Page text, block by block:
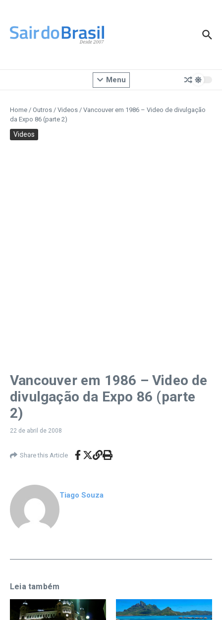
Menu
Home / Outros / Videos / Vancouver em 1986 – Video de divulgação
da Expo 86 (parte 2)
Videos
Vancouver em 1986 – Video de
divulgação da Expo 86 (parte
2)
22 de abril de 2008
Share this Article
Tiago Souza
Leia também